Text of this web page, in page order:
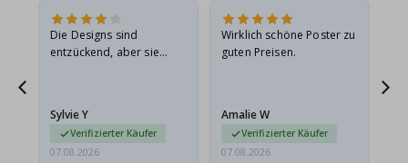
Die Designs sind
entzückend, aber sie
sie…
Sylvie Y
Verifizierter Käufer
07.08.2026
Wirklich schöne Poster zu
guten Preisen.
Amalie W
Verifizierter Käufer
07.08.2026